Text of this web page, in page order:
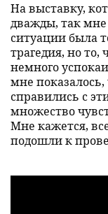
На выставку,
дважды, так
ситуации была
трагедия, но то,
немного
мне показалось,
справились с
множество
Мне кажется,
подошли к